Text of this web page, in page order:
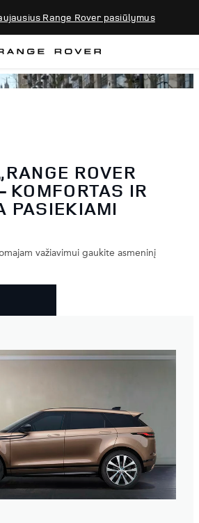
Range Rover pasiūlymus
ROVER
KOMFORTAS IR
PASIEKIAMI
važiavimui gaukite asmeninį